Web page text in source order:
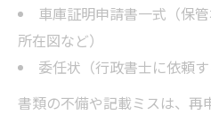
車庫証明申請書一式（保
所在図など）
委任状（行政書士に依頼す
書類の不備や記載ミスは、再